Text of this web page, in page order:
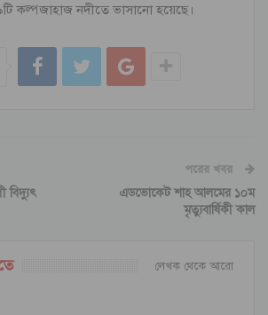
কল্পজাহাজ নদীতে ভাসানো হয়েছে।
বিদ্যুৎ
পরের খবর
এডভোকেট শাহ আলমের ১০ম
মৃত্যুবার্ষিকী কাল
লেখক থেকে আরো